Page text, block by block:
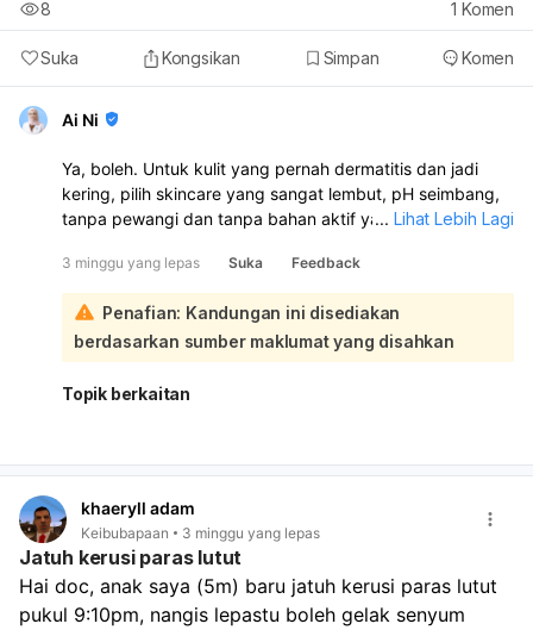
Suka Kongsikan Simpan Komen
8 1 Komen
Ai Ni
Ya, boleh. Untuk kulit yang pernah dermatitis dan jadi
kering, pilih skincare yang sangat lembut, pH seimbang,
tanpa pewangi dan tanpa bahan aktif yang kuat. Buat
retinoid, scrub, dan produk yang banyak bahan
merengsa:
Antara pilihan yang lebih sesuai berdasarkan konteks
ialah:
CeraVe Hydrating Cleanser
Facerinna Low pH 5.5 Gel Cleanser
Avène Extremely Gentle Cleanser Lotion Kalau anda
cirinya sama: lembut, low pH, fragrance-free, dan
untuk sensitive skin. Pastikan label ada “for sensitive
skin”, “soap-free”, dan “dermatologically tested”. Cara
guna:
Mulakan satu produk sahaja dulu
... Lihat Lebih Lagi
3 minggu yang lepas Suka Feedback
Penafian: Kandungan ini disediakan
berdasarkan sumber maklumat yang disahkan
Topik berkaitan
khaeryll adam
Keibubapaan 3 minggu yang lepas
Jatuh kerusi paras lutut
Hai doc, anak saya (5m) baru jatuh kerusi paras lutut
pukul 9:10pm, nangis lepastu boleh gelak senyum